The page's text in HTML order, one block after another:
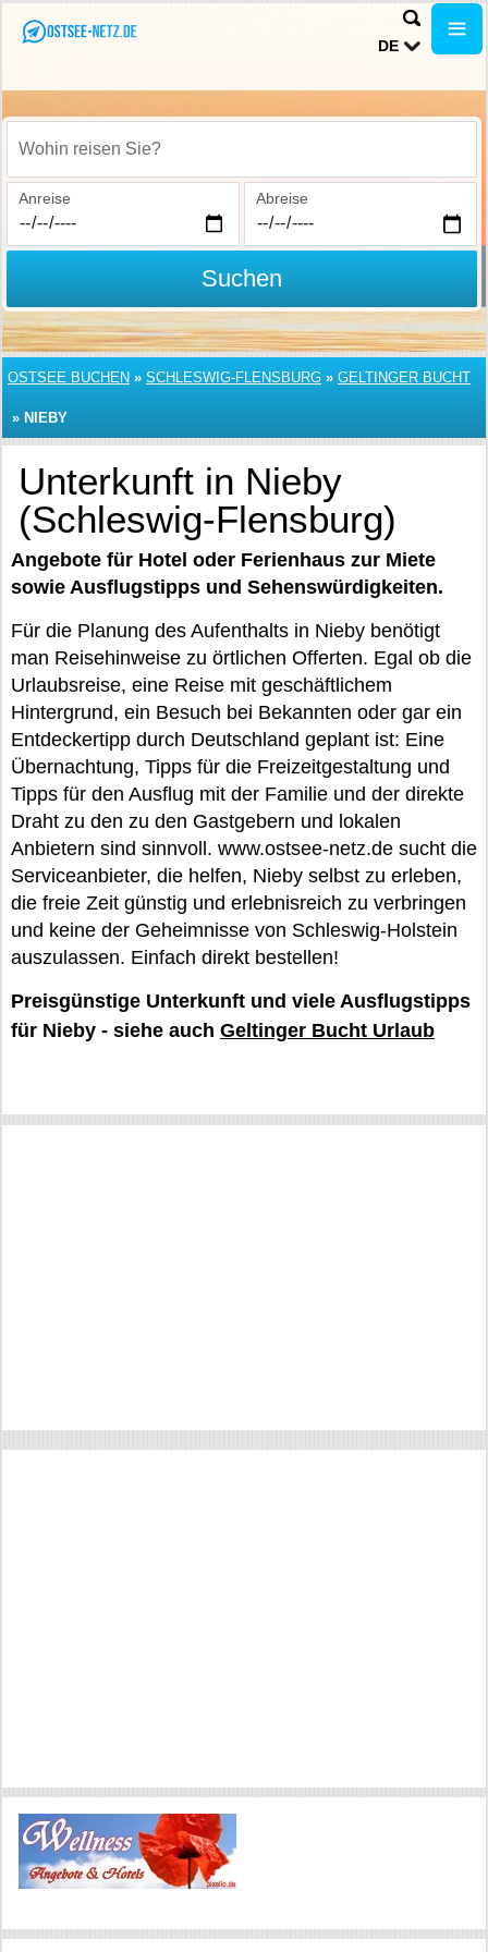
DE
Wohin reisen Sie?
Anreise Abreise
Suchen
OSTSEE BUCHEN » SCHLESWIG-FLENSBURG » GELTINGER BUCHT
» NIEBY
Unterkunft in Nieby
(Schleswig-Flensburg)
Angebote für Hotel oder Ferienhaus zur Miete
sowie Ausflugstipps und Sehenswürdigkeiten.
Für die Planung des Aufenthalts in Nieby benötigt
man Reisehinweise zu örtlichen Offerten. Egal ob die
Urlaubsreise, eine Reise mit geschäftlichem
Hintergrund, ein Besuch bei Bekannten oder gar ein
Entdeckertipp durch Deutschland geplant ist: Eine
Übernachtung, Tipps für die Freizeitgestaltung und
Tipps für den Ausflug mit der Familie und der direkte
Draht zu den zu den Gastgebern und lokalen
Anbietern sind sinnvoll. www.ostsee-netz.de sucht die
Serviceanbieter, die helfen, Nieby selbst zu erleben,
die freie Zeit günstig und erlebnisreich zu verbringen
und keine der Geheimnisse von Schleswig-Holstein
auszulassen. Einfach direkt bestellen!
Preisgünstige Unterkunft und viele Ausflugstipps
für Nieby - siehe auch Geltinger Bucht Urlaub